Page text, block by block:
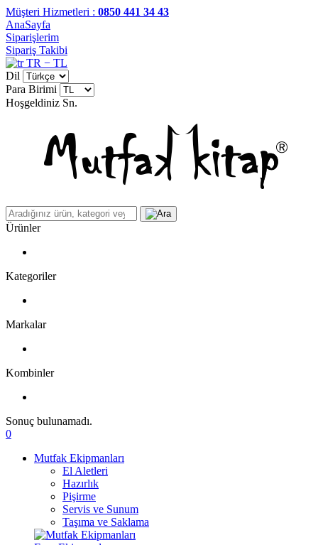
Müşteri Hizmetleri : 0850 441 34 43
AnaSayfa
Siparişlerim
Sipariş Takibi
TR − TL
Dil
Para Birimi
Hoşgeldiniz Sn.
Ürünler
Kategoriler
Markalar
Kombinler
Sonuç bulunamadı.
0
Mutfak Ekipmanları
El Aletleri
Hazırlık
Pişirme
Servis ve Sunum
Taşıma ve Saklama